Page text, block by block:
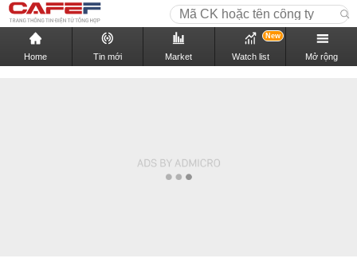
Home Tin mới Market Watch list
New
Mở rộng